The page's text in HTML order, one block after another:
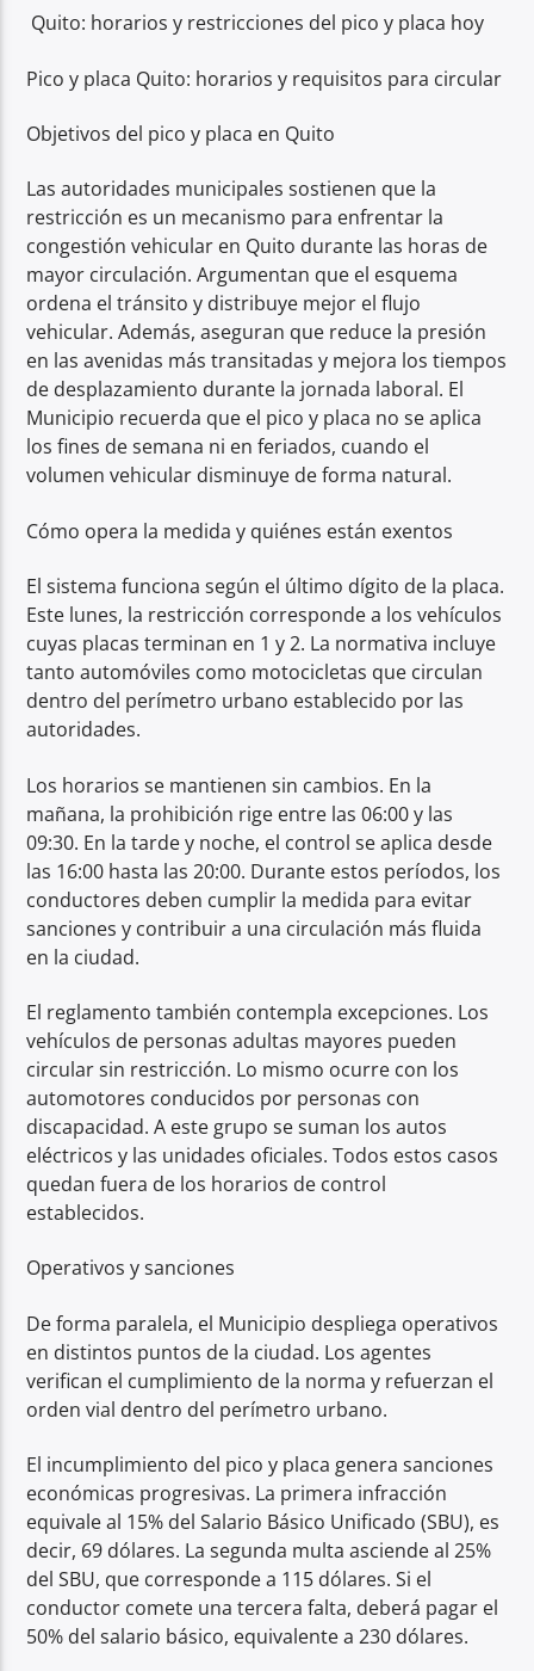
Quito: horarios y restricciones del pico y placa hoy
Pico y placa Quito: horarios y requisitos para circular
Objetivos del pico y placa en Quito
Las autoridades municipales sostienen que la
restricción es un mecanismo para enfrentar la
congestión vehicular en Quito durante las horas de
mayor circulación. Argumentan que el esquema
ordena el tránsito y distribuye mejor el flujo
vehicular. Además, aseguran que reduce la presión
en las avenidas más transitadas y mejora los tiempos
de desplazamiento durante la jornada laboral. El
Municipio recuerda que el pico y placa no se aplica
los fines de semana ni en feriados, cuando el
volumen vehicular disminuye de forma natural.
Cómo opera la medida y quiénes están exentos
El sistema funciona según el último dígito de la placa.
Este lunes, la restricción corresponde a los vehículos
cuyas placas terminan en 1 y 2. La normativa incluye
tanto automóviles como motocicletas que circulan
dentro del perímetro urbano establecido por las
autoridades.
Los horarios se mantienen sin cambios. En la
mañana, la prohibición rige entre las 06:00 y las
09:30. En la tarde y noche, el control se aplica desde
las 16:00 hasta las 20:00. Durante estos períodos, los
conductores deben cumplir la medida para evitar
sanciones y contribuir a una circulación más fluida
en la ciudad.
El reglamento también contempla excepciones. Los
vehículos de personas adultas mayores pueden
circular sin restricción. Lo mismo ocurre con los
automotores conducidos por personas con
discapacidad. A este grupo se suman los autos
eléctricos y las unidades oficiales. Todos estos casos
quedan fuera de los horarios de control
establecidos.
Operativos y sanciones
De forma paralela, el Municipio despliega operativos
en distintos puntos de la ciudad. Los agentes
verifican el cumplimiento de la norma y refuerzan el
orden vial dentro del perímetro urbano.
El incumplimiento del pico y placa genera sanciones
económicas progresivas. La primera infracción
equivale al 15% del Salario Básico Unificado (SBU), es
decir, 69 dólares. La segunda multa asciende al 25%
del SBU, que corresponde a 115 dólares. Si el
conductor comete una tercera falta, deberá pagar el
50% del salario básico, equivalente a 230 dólares.